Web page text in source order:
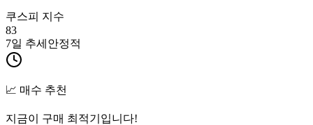
쿠스피 지수
83
7일 추세 안정적
📈 매수 추천
지금이 구매 최적기입니다!